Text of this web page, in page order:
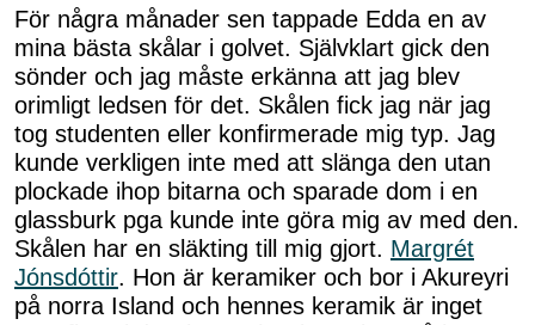
För några månader sen tappade Edda en av
mina bästa skålar i golvet. Självklart gick den
sönder och jag måste erkänna att jag blev
orimligt ledsen för det. Skålen fick jag när jag
tog studenten eller konfirmerade mig typ. Jag
kunde verkligen inte med att slänga den utan
plockade ihop bitarna och sparade dom i en
glassburk pga kunde inte göra mig av med den.
Skålen har en släkting till mig gjort. Margrét
Jónsdóttir. Hon är keramiker och bor i Akureyri
på norra Island och hennes keramik är inget